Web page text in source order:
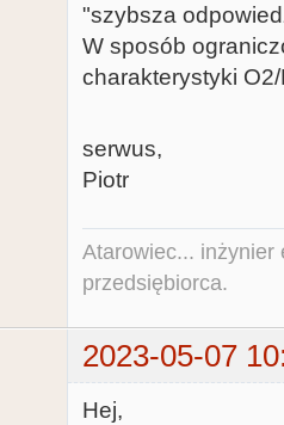
"szybsza
W sposób
charakterystyki
serwus,
Piotr
Atarowiec... inżynier
przedsiębiorca.
2023-05-07
Hej,